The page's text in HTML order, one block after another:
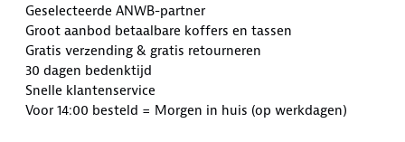
Geselecteerde ANWB-partner
Groot aanbod betaalbare koffers en tassen
Gratis verzending & gratis retourneren
30 dagen bedenktijd
Snelle klantenservice
Voor 14:00 besteld = Morgen in huis (op werkdagen)